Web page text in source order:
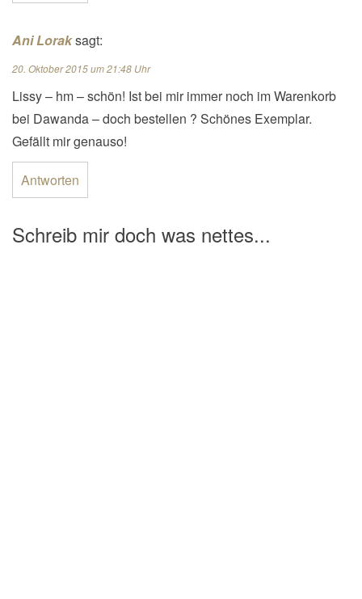
Ani Loraksagt:
20. Oktober 2015 um 21:48 Uhr
Lissy – hm – schön! Ist bei mir immer noch im Warenkorb
bei Dawanda – doch bestellen ? Schönes Exemplar.
Gefällt mir genauso!
Antworten
Schreib mir doch was nettes...